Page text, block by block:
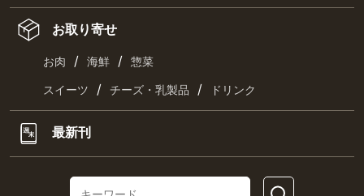
お取り寄せ
お肉 / 海鮮 / 惣菜
スイーツ / チーズ・乳製品 / ドリンク
最新刊